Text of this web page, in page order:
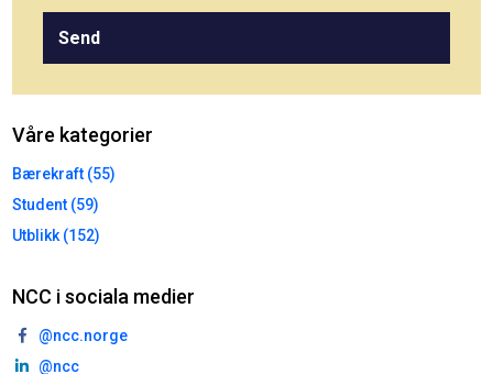
Send
Våre kategorier
Bærekraft (55)
Student (59)
Utblikk (152)
NCC i sociala medier
@ncc.norge
@ncc